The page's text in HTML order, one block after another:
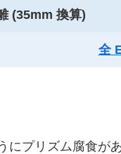
(35mm 換算)
全
にプリズム腐食が